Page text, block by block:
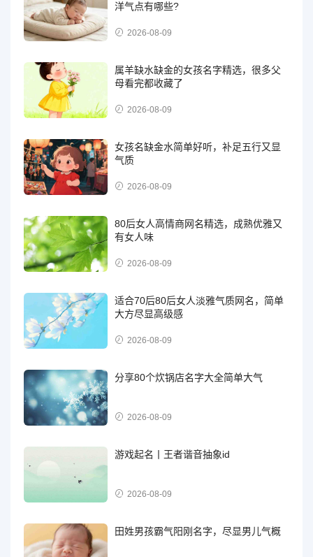
洋气点有哪些?
2026-08-09
属羊缺水缺金的女孩名字精选，很多父
母看完都收藏了
2026-08-09
女孩名缺金水简单好听，补足五行又显
气质
2026-08-09
80后女人高情商网名精选，成熟优雅又
有女人味
2026-08-09
适合70后80后女人淡雅气质网名，简单
大方尽显高级感
2026-08-09
分享80个炊锅店名字大全简单大气
2026-08-09
游戏起名丨王者谐音抽象id
2026-08-09
田姓男孩霸气阳刚名字，尽显男儿气概